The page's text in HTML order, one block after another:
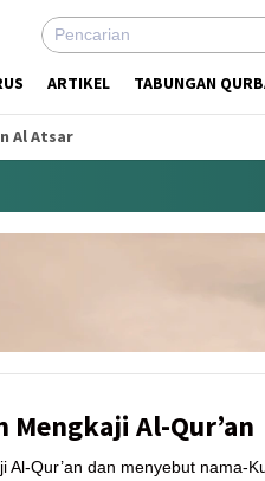
ARTIKEL TABUNGAN
Al Atsar
Mengkaji Al-Qur’an
Al-Qur’an dan menyebut nama-